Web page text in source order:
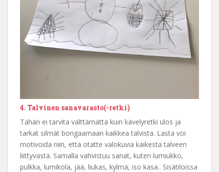
4. Talvinen sanavarasto(-retki)
Tähän ei tarvita välttämättä kuin kävelyretki ulos ja
tarkat silmät bongaamaan kaikkea talvista. Lasta voi
motivoida niin, että otatte valokuvia kaikesta talveen
liittyvästä. Samalla vahvistuu sanat, kuten lumiukko,
pulkka, lumikola, jää, liukas, kylmä, iso kasa.. Sisätiloissa